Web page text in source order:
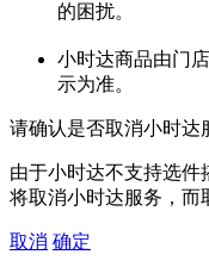
的困扰。
小时达商品由门
示为准。
请确认是否取消小时达
由于小时达不支持选
将取消小时达服务，而
取消 确定